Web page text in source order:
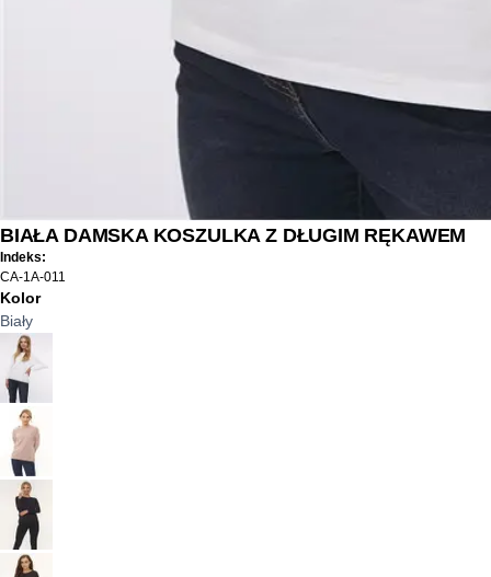
BIAŁA DAMSKA KOSZULKA Z DŁUGIM RĘKAWEM
Indeks:
CA-1A-011
Kolor
Biały